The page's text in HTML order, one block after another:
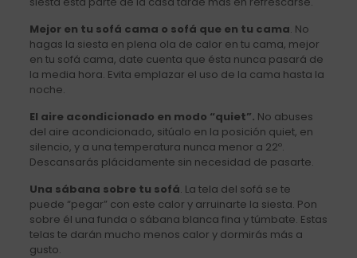
Mejor en tu sofá cama o sofá que en tu cama. No
hagas la siesta en plena ola de calor en tu cama, mejor
en tu sofá cama, date cuenta que ésta nunca pasará de
la media hora. Evita emplazar el uso de la cama hasta la
noche.
El aire acondicionado en modo “quiet”. No abuses
del aire acondicionado, sitúalo en la posición quiet, en
silencio, y a una temperatura nunca menor a 22º.
Descansarás plácidamente sin necesidad de pasarte.
Una sábana sobre tu sofá. La tela del sofá se te
puede “pegar” con este calor y arruinarte la siesta. Pon
sobre él una funda o sábana blanca fina y túmbate. Estas
telas te darán mucho menos calor y dormirás más a
gusto.